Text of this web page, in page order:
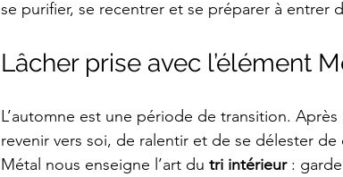
se purifier, se recentrer et se préparer à entrer
Lâcher prise avec l’élément
L’automne est une période de transition.
revenir vers soi, de ralentir et de se délester
Métal nous enseigne l’art du tri intérieur :